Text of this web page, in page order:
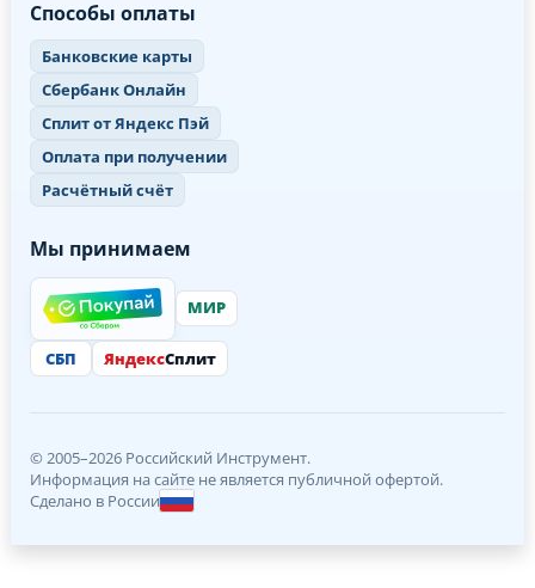
Способы оплаты
Банковские карты
Сбербанк Онлайн
Сплит от Яндекс Пэй
Оплата при получении
Расчётный счёт
Мы принимаем
МИР
СБП ЯндексСплит
© 2005–2026 Российский Инструмент.
Информация на сайте не является публичной офертой.
Сделано в России